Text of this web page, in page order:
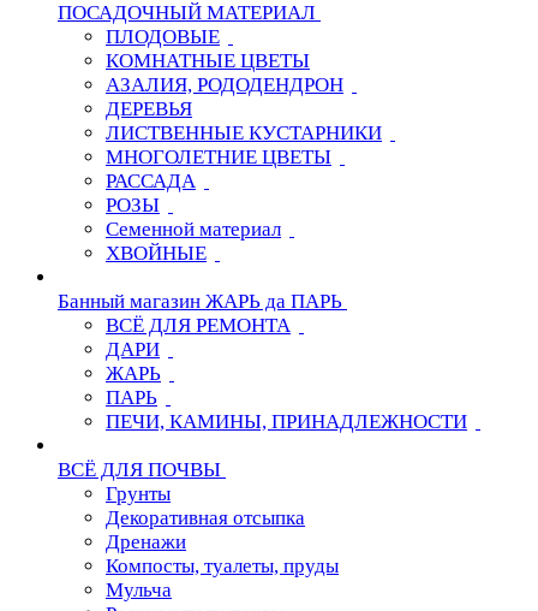
ПОСАДОЧНЫЙ МАТЕРИАЛ
ПЛОДОВЫЕ
КОМНАТНЫЕ ЦВЕТЫ
АЗАЛИЯ, РОДОДЕНДРОН
ДЕРЕВЬЯ
ЛИСТВЕННЫЕ КУСТАРНИКИ
МНОГОЛЕТНИЕ ЦВЕТЫ
РАССАДА
РОЗЫ
Семенной материал
ХВОЙНЫЕ
Банный магазин ЖАРЬ да ПАРЬ
ВСЁ ДЛЯ РЕМОНТА
ДАРИ
ЖАРЬ
ПАРЬ
ПЕЧИ, КАМИНЫ, ПРИНАДЛЕЖНОСТИ
ВСЁ ДЛЯ ПОЧВЫ
Грунты
Декоративная отсыпка
Дренажи
Компосты, туалеты, пруды
Мульча